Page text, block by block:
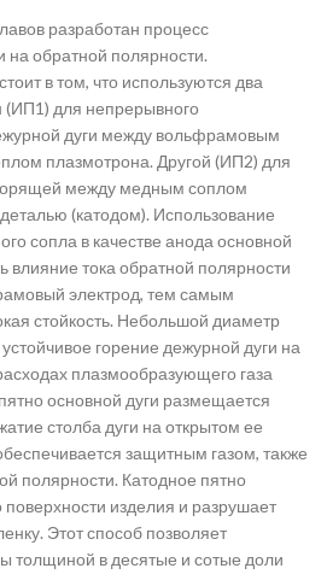
разработан процесс
на обратной полярности.
в том, что используются два
(ИП1) для непрерывного
дуги между вольфрамовым
плазмотрона. Другой (ИП2) для
между медным соплом
(катодом). Использование
сопла в качестве анода основной
влияние тока обратной полярности
электрод, тем самым
стойкость. Небольшой диаметр
горение дежурной дуги на
плазмообразующего газа
основной дуги размещается
столба дуги на открытом ее
защитным газом, также
полярности. Катодное пятно
изделия и разрушает
Этот способ позволяет
толщиной в десятые и сотые доли